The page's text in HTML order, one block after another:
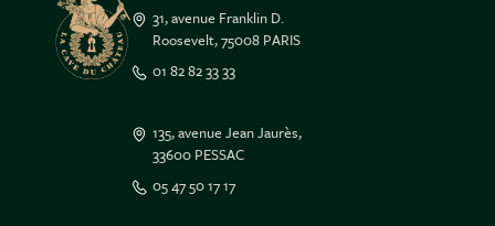
31, avenue Franklin D.
Roosevelt, 75008 PARIS
01 82 82 33 33
135, avenue Jean Jaurès,
33600 PESSAC
05 47 50 17 17